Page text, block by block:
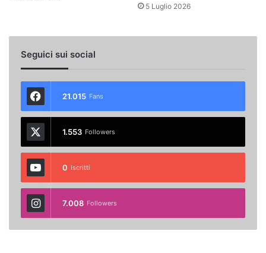
5 Luglio 2026
Seguici sui social
21.015 Fans
1.553 Followers
0 Iscritti
7.008 Followers